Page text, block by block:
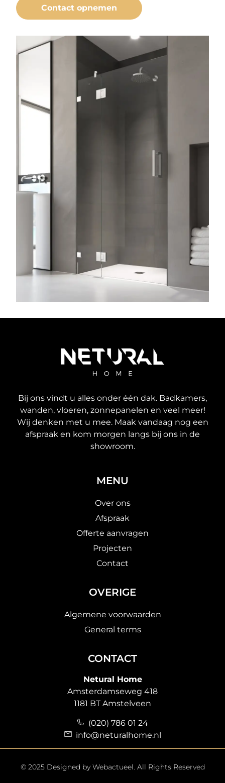
Contact opnemen
Bij ons vindt u alles onder één dak. Badkamers,
wanden, vloeren, zonnepanelen en veel meer!
Wij denken met u mee. Maak vandaag nog een
afspraak en kom morgen langs bij ons in de
showroom.
MENU
Over ons
Afspraak
Offerte aanvragen
Projecten
Contact
OVERIGE
Algemene voorwaarden
General terms
CONTACT
Netural Home
Amsterdamseweg 418
1181 BT Amstelveen
(020) 786 01 24
info@neturalhome.nl
© 2025 Designed by Webactueel. All Rights Reserved